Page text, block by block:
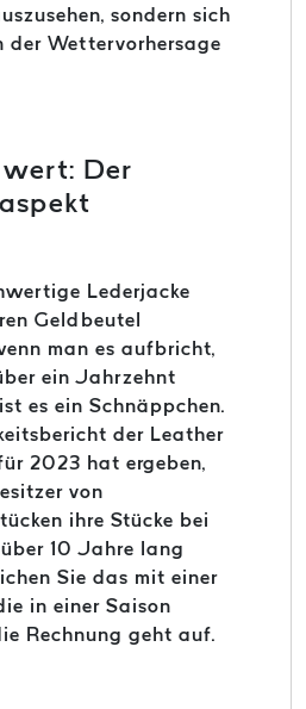
sondern sich
der Wettervorhersage
Der
Lederjacke
Geldbeutel
man es aufbricht,
ein Jahrzehnt
es ein Schnäppchen.
der Leather
2023 hat ergeben,
von
ihre Stücke bei
10 Jahre lang
Sie das mit einer
in einer Saison
Rechnung geht auf.